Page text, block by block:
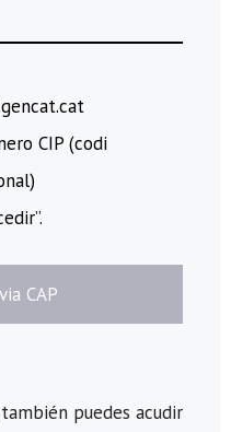
CIP (codi
CAP
puedes acudir